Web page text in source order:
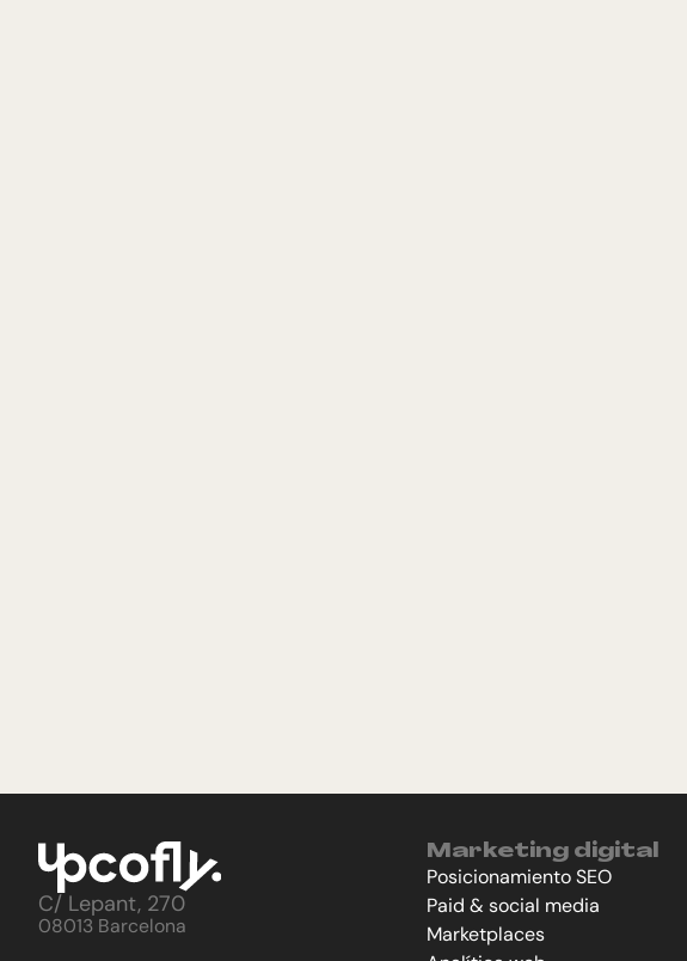
C/ Lepant, 270
08013 Barcelona
Marketing digital
Posicionamiento SEO
Paid & social media
Marketplaces